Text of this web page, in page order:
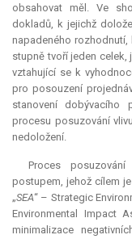
obsahovat měl. Ve
dokladů, k jejichž
napadeného
stupně tvoří jeden
vztahující se k
pro posouzení
stanovení
procesu posuzování
nedoložení.
Proces
postupem, jehož cílem
„SEA“ – Strategic
Environmental Impact
minimalizace